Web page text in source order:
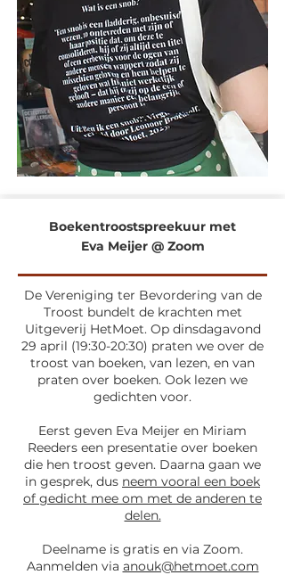
Boekentroostspreekuur met
Eva Meijer @ Zoom
De Vereniging ter Bevordering van de
Troost bundelt de krachten met
Uitgeverij HetMoet. Op dinsdagavond
29 april (19:30-20:30) praten we over de
troost van boeken, van lezen, en van
praten over boeken. Ook lezen we
gedichten voor.
Eerst geven Eva Meijer en Miriam
Reeders een presentatie over boeken
die hen troost geven. Daarna gaan we
in gesprek, dus neem vooral een boek
of gedicht mee om met de anderen te
delen.
Deelname is gratis en via Zoom.
Aanmelden via anouk@hetmoet.com